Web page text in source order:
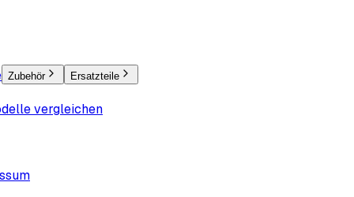
Zubehör Ersatzteile
vergleichen